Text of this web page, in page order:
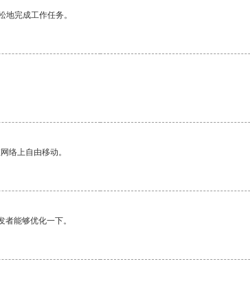
完成工作任务。
络上自由移动。
能够优化一下。